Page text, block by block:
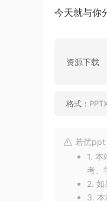
今天就与你
资源下载
格式：
若优ppt
1. 本
考、
2. 如
3. 本